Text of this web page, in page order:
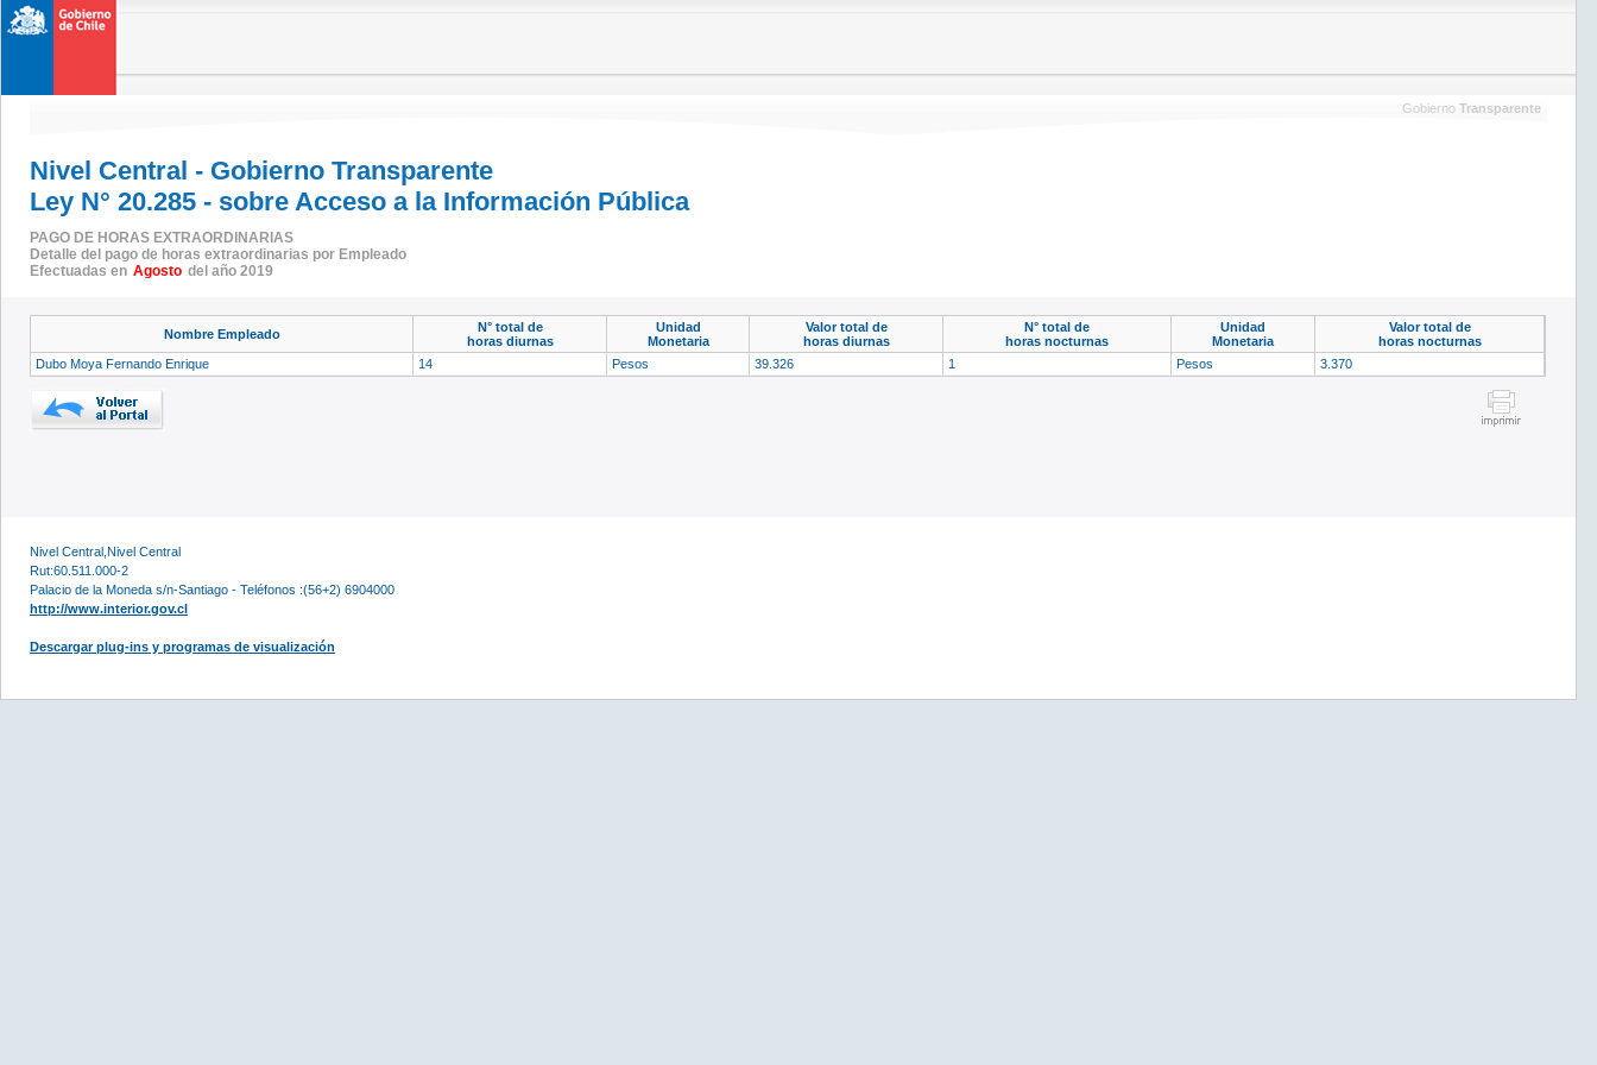
Gobierno Transparente
Nivel Central - Gobierno Transparente
Ley N° 20.285 - sobre Acceso a la Información Pública
PAGO DE HORAS EXTRAORDINARIAS
Detalle del pago de horas extraordinarias por Empleado
Efectuadas en Agosto del año 2019
Nombre Empleado
N° total de
horas diurnas
Unidad
Monetaria
Valor total de
horas diurnas
N° total de
horas nocturnas
Unidad
Monetaria
Valor total de
horas nocturnas
Dubo Moya Fernando Enrique
14 Pesos 39.326 1 Pesos 3.370
Nivel Central,Nivel Central
Rut:60.511.000-2
Palacio de la Moneda s/n-Santiago - Teléfonos :(56+2) 6904000
http://www.interior.gov.cl
Descargar plug-ins y programas de visualización